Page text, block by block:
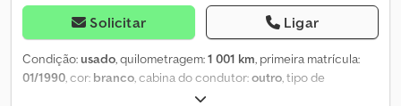
Solicitar Ligar
Condição:usado, quilometragem:1 001 km, primeira matrícula:
01/1990, cor: branco, cabina do condutor:outro, tipo de
, comprimento do espaço de carga: